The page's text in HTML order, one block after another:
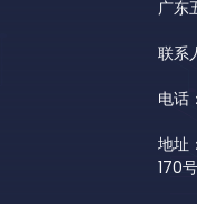
广东
联系
电话：
地址
170